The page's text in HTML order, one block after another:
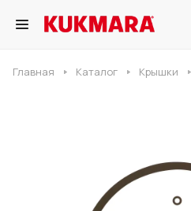
Главная Каталог Крышки